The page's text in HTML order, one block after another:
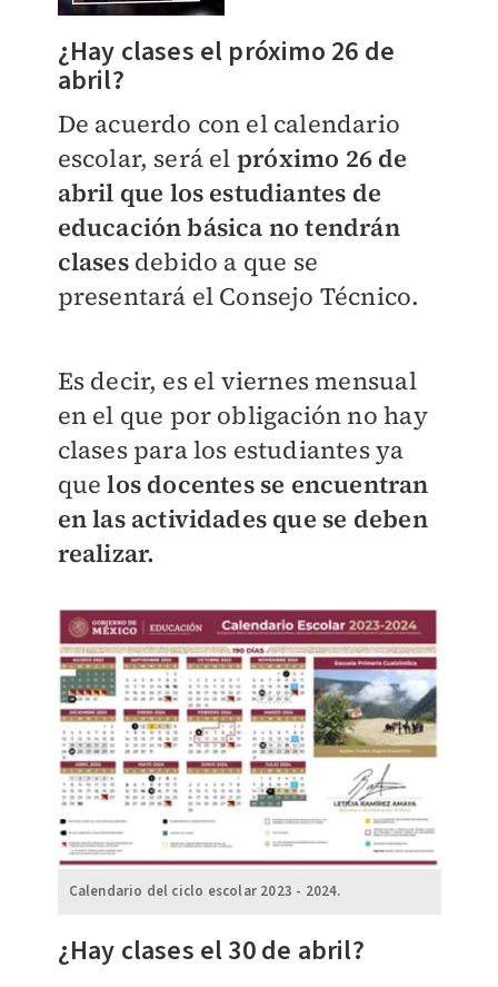
¿Hay clases el próximo 26 de
abril?
De acuerdo con el calendario
escolar, será el próximo 26 de
abril que los estudiantes de
educación básica no tendrán
clasesdebido a que se
presentará el Consejo Técnico.
Es decir, es el viernes mensual
en el que por obligación no hay
clases para los estudiantes ya
que los docentes se encuentran
en las actividades que se deben
realizar.
Calendario del ciclo escolar 2023 - 2024.
¿Hay clases el 30 de abril?